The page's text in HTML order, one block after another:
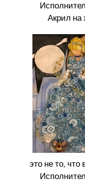
Акрил на
это не то, что